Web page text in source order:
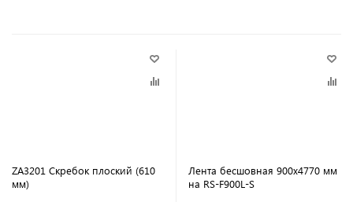
ZA3201 Скребок плоский (610
мм)
Лента бесшовная 900х4770 мм
на RS-F900L-S